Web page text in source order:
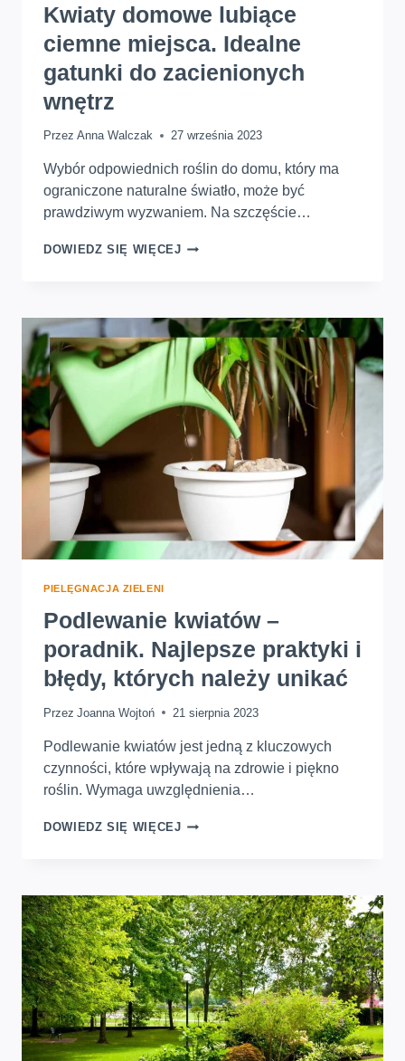
Kwiaty domowe lubiące
ciemne miejsca. Idealne
gatunki do zacienionych
wnętrz
Przez Anna Walczak 27 września 2023
Wybór odpowiednich roślin do domu, który ma
ograniczone naturalne światło, może być
prawdziwym wyzwaniem. Na szczęście…
DOWIEDZ SIĘ WIĘCEJKWIATY
MIEJSCA.
IDEALNE
GATUNKI
DO
ZACIENIONYCH
WNĘTRZ
PIELĘGNACJA ZIELENI
Podlewanie kwiatów –
poradnik. Najlepsze praktyki i
błędy, których należy unikać
Przez Joanna Wojtoń 21 sierpnia 2023
Podlewanie kwiatów jest jedną z kluczowych
czynności, które wpływają na zdrowie i piękno
roślin. Wymaga uwzględnienia…
DOWIEDZ SIĘ WIĘCEJPODLEWANIE
PRAKTYKI
I
BŁĘDY,
KTÓRYCH
NALEŻY
UNIKAĆ